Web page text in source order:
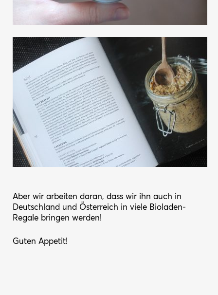
Aber wir arbeiten daran, dass wir ihn auch in
Deutschland und Österreich in viele Bioladen-
Regale bringen werden!
Guten Appetit!